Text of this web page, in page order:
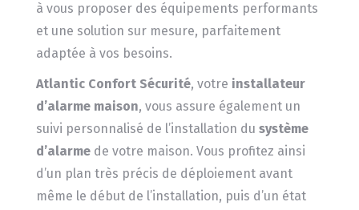
à vous proposer des équipements performants
et une solution sur mesure, parfaitement
adaptée à vos besoins.
Atlantic Confort Sécurité, votre installateur
d’alarme maison, vous assure également un
suivi personnalisé de l’installation du système
d’alarmede votre maison. Vous profitez ainsi
d’un plan très précis de déploiement avant
même le début de l’installation, puis d’un état